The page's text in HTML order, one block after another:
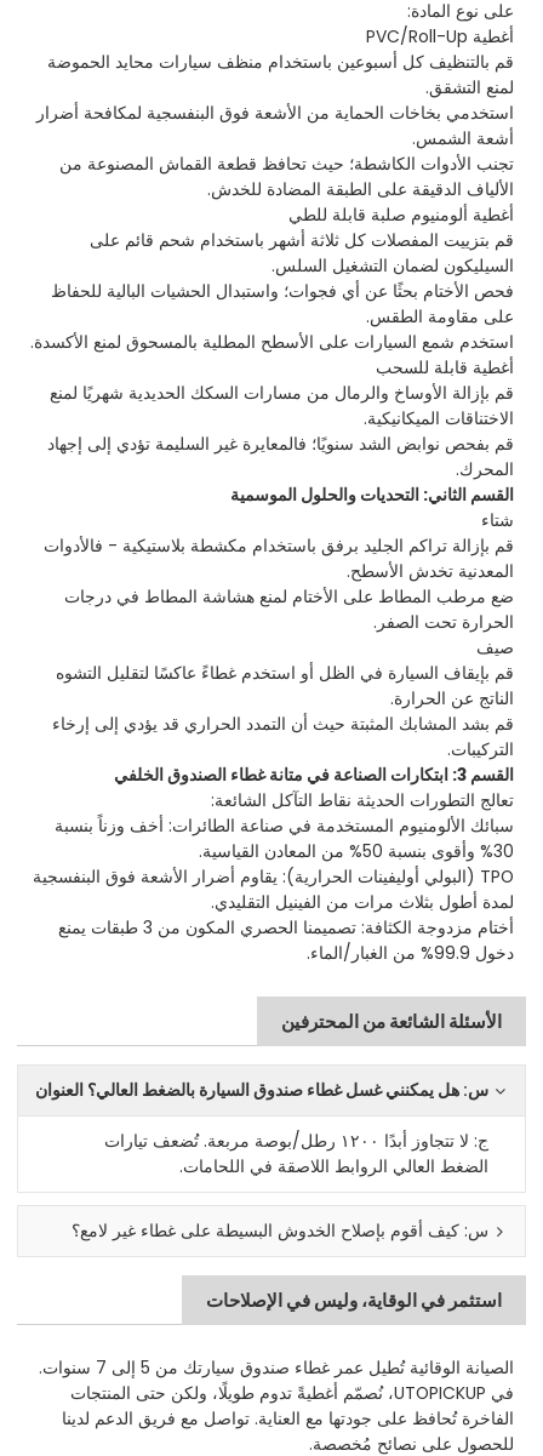
على نوع المادة:
أغطية PVC/Roll-Up
قم بالتنظيف كل أسبوعين باستخدام منظف سيارات محايد الحموضة
لمنع التشقق.
استخدمي بخاخات الحماية من الأشعة فوق البنفسجية لمكافحة أضرار
أشعة الشمس.
تجنب الأدوات الكاشطة؛ حيث تحافظ قطعة القماش المصنوعة من
الألياف الدقيقة على الطبقة المضادة للخدش.
أغطية ألومنيوم صلبة قابلة للطي
قم بتزييت المفصلات كل ثلاثة أشهر باستخدام شحم قائم على
السيليكون لضمان التشغيل السلس.
فحص الأختام بحثًا عن أي فجوات؛ واستبدال الحشيات البالية للحفاظ
على مقاومة الطقس.
استخدم شمع السيارات على الأسطح المطلية بالمسحوق لمنع الأكسدة.
أغطية قابلة للسحب
قم بإزالة الأوساخ والرمال من مسارات السكك الحديدية شهريًا لمنع
الاختناقات الميكانيكية.
قم بفحص نوابض الشد سنويًا؛ فالمعايرة غير السليمة تؤدي إلى إجهاد
المحرك.
القسم الثاني: التحديات والحلول الموسمية
شتاء
قم بإزالة تراكم الجليد برفق باستخدام مكشطة بلاستيكية - فالأدوات
المعدنية تخدش الأسطح.
ضع مرطب المطاط على الأختام لمنع هشاشة المطاط في درجات
الحرارة تحت الصفر.
صيف
قم بإيقاف السيارة في الظل أو استخدم غطاءً عاكسًا لتقليل التشوه
الناتج عن الحرارة.
قم بشد المشابك المثبتة حيث أن التمدد الحراري قد يؤدي إلى إرخاء
التركيبات.
القسم 3: ابتكارات الصناعة في متانة غطاء الصندوق الخلفي
تعالج التطورات الحديثة نقاط التآكل الشائعة:
سبائك الألومنيوم المستخدمة في صناعة الطائرات: أخف وزناً بنسبة
30% وأقوى بنسبة 50% من المعادن القياسية.
‌TPO (البولي أوليفينات الحرارية)‌: يقاوم أضرار الأشعة فوق البنفسجية
لمدة أطول بثلاث مرات من الفينيل التقليدي.
‌أختام مزدوجة الكثافة‌: تصميمنا الحصري المكون من 3 طبقات يمنع
دخول 99.9% من الغبار/الماء.
الأسئلة الشائعة من المحترفين
س: هل يمكنني غسل غطاء صندوق السيارة بالضغط العالي؟ العنوان
ج: لا تتجاوز أبدًا ١٢٠٠ رطل/بوصة مربعة. تُضعف تيارات
الضغط العالي الروابط اللاصقة في اللحامات.
س: كيف أقوم بإصلاح الخدوش البسيطة على غطاء غير لامع؟
استثمر في الوقاية، وليس في الإصلاحات
الصيانة الوقائية تُطيل عمر غطاء صندوق سيارتك من 5 إلى 7 سنوات.
في UTOPICKUP، نُصمّم أغطيةً تدوم طويلًا، ولكن حتى المنتجات
الفاخرة تُحافظ على جودتها مع العناية. تواصل مع فريق الدعم لدينا
للحصول على نصائح مُخصصة.